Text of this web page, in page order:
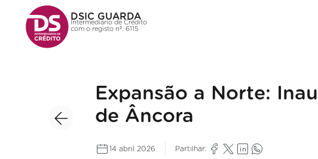
DSIC GUARDA
Intermediário de Crédito
com o registo nº. 6115
Expansão a Norte:
de Âncora
14 abril 2026 Partilhar: